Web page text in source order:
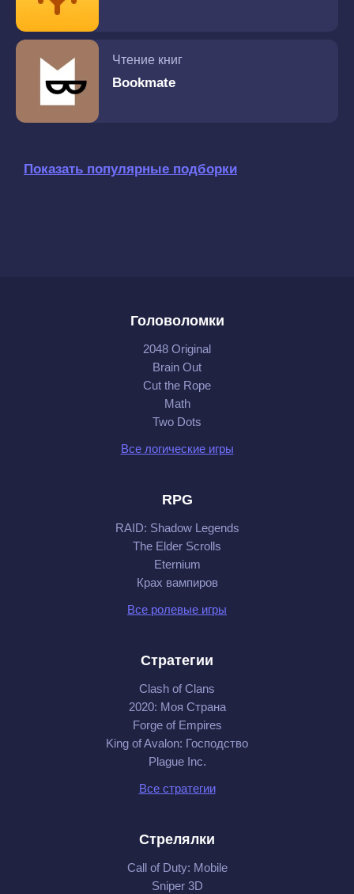
Чтение книг
Bookmate
Показать популярные подборки
Головоломки
2048 Original
Brain Out
Cut the Rope
Math
Two Dots
Все логические игры
RPG
RAID: Shadow Legends
The Elder Scrolls
Eternium
Крах вампиров
Все ролевые игры
Стратегии
Clash of Clans
2020: Моя Cтрана
Forge of Empires
King of Avalon: Господство
Plague Inc.
Все стратегии
Стрелялки
Call of Duty: Mobile
Sniper 3D